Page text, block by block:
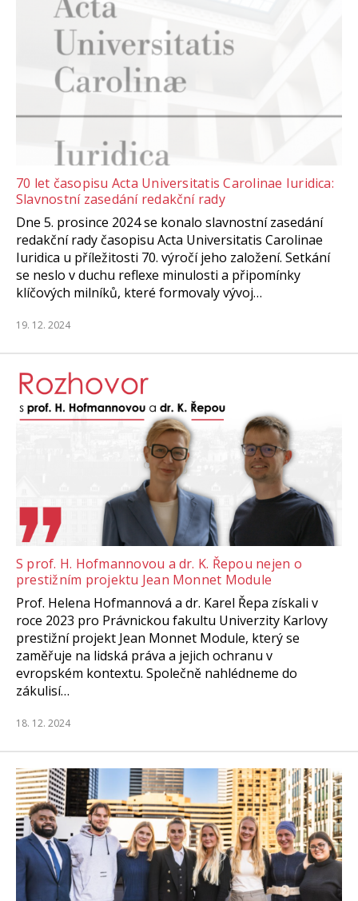
70 let časopisu Acta Universitatis Carolinae Iuridica:
Slavnostní zasedání redakční rady
Dne 5. prosince 2024 se konalo slavnostní zasedání
redakční rady časopisu Acta Universitatis Carolinae
Iuridica u příležitosti 70. výročí jeho založení. Setkání
se neslo v duchu reflexe minulosti a připomínky
klíčových milníků, které formovaly vývoj…
19. 12. 2024
S prof. H. Hofmannovou a dr. K. Řepou nejen o
prestižním projektu Jean Monnet Module
Prof. Helena Hofmannová a dr. Karel Řepa získali v
roce 2023 pro Právnickou fakultu Univerzity Karlovy
prestižní projekt Jean Monnet Module, který se
zaměřuje na lidská práva a jejich ochranu v
evropském kontextu. Společně nahlédneme do
zákulisí…
18. 12. 2024